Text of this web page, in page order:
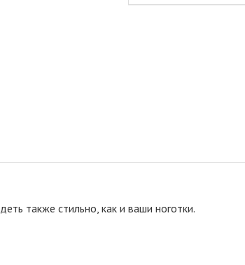
также стильно, как и ваши ноготки.